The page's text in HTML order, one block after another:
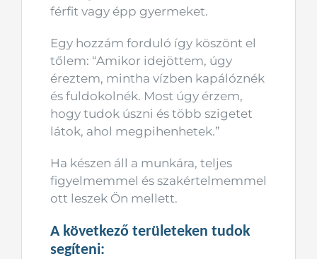
férfit vagy épp gyermeket.
Egy hozzám forduló így köszönt el
tőlem: “Amikor idejöttem, úgy
éreztem, mintha vízben kapálóznék
és fuldokolnék. Most úgy érzem,
hogy tudok úszni és több szigetet
látok, ahol megpihenhetek.”
Ha készen áll a munkára, teljes
figyelmemmel és szakértelmemmel
ott leszek Ön mellett.
A következő területeken tudok
segíteni: